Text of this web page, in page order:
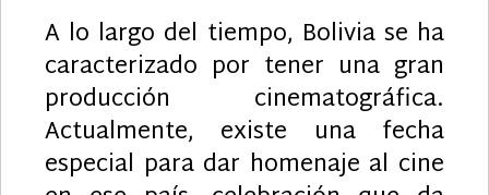
A lo largo del tiempo, Bolivia se ha
caracterizado por tener una gran
producción cinematográfica.
Actualmente, existe una fecha
especial para dar homenaje al cine